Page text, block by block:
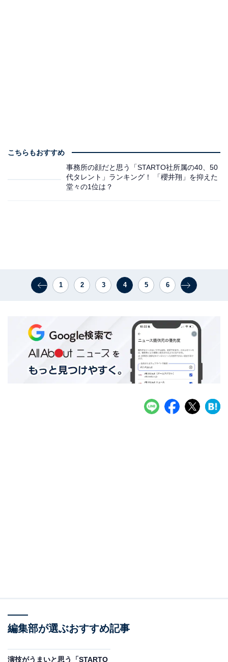
こちらもおすすめ
事務所の顔だと思う「STARTO社所属の40、50
代タレント」ランキング！ 「櫻井翔」を抑えた
堂々の1位は？
1 2 3 4 5 6
編集部が選ぶおすすめ記事
演技がうまいと思う「STARTO